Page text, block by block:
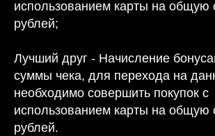
использованием карты на общую
рублей;
Лучший друг - Начисление
суммы чека, для перехода на
необходимо совершить покупок с
использованием карты на общую
рублей.